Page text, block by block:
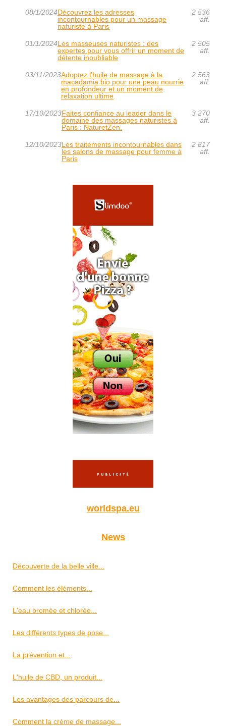
08/1/2024Découvrez les adresses
incontournables pour un massage
naturiste à Paris
2 536
aff.
01/1/2024Les masseuses naturistes : des
expertes pour vous offrir un moment de
détente inoubliable
2 505
aff.
03/11/2023Adoptez l'huile de massage à la
macadamia bio pour une peau nourrie
en profondeur et un moment de
relaxation ultime
2 563
aff.
17/10/2023Faites confiance au leader dans le
domaine des massages naturistes à
Paris : NaturetZen.
3 270
aff.
12/10/2023Les traitements incontournables dans
les salons de massage pour femme à
Paris
2 817
aff.
worldspa.eu
News
Découverte de la belle ville...
Comment les éléments...
L'eau bromée et chlorée...
Les différents types de pose...
La prévention et...
L'huile de CBD, un produit...
Les avantages des parcours de...
Comment la crème de massage...